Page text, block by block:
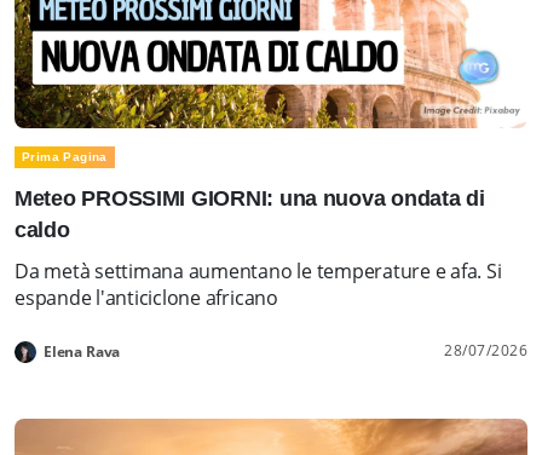
Prima Pagina
Meteo PROSSIMI GIORNI: una nuova ondata di
caldo
Da metà settimana aumentano le temperature e afa. Si
espande l'anticiclone africano
Elena Rava 28/07/2026